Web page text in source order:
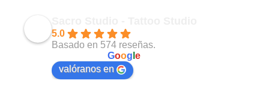
5.0
Basado en 574 reseñas.
Goog e
valóranos en